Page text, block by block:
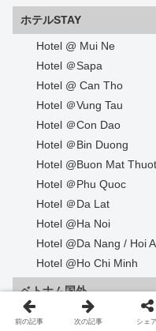
ホテルSTAY
Hotel @ Mui Ne
Hotel ＠Sapa
Hotel @ Can Tho
Hotel ＠Vung Tau
Hotel ＠Con Dao
Hotel ＠Bin Duong
Hotel @Buon Mat Thuot
Hotel ＠Phu Quoc
Hotel ＠Da Lat
Hotel @Ha Noi
Hotel @Da Nang / Hoi
Hotel @Ho Chi Minh
ベトナム国外
＠マレーシア
前の記事 次の記事 シェア